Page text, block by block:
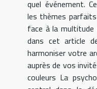
quel événement.
les thèmes
face à la multitude
dans cet article
harmoniser votre
auprès de vos
couleurs La